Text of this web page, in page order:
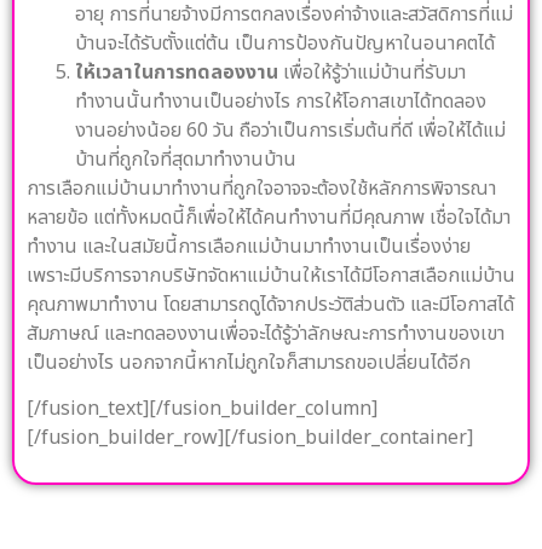
อายุ การที่นายจ้างมีการตกลงเรื่องค่าจ้างและสวัสดิการที่แม่
บ้านจะได้รับตั้งแต่ต้น เป็นการป้องกันปัญหาในอนาคตได้
ให้เวลาในการทดลองงาน เพื่อให้รู้ว่าแม่บ้านที่รับมา
ทำงานนั้นทำงานเป็นอย่างไร การให้โอกาสเขาได้ทดลอง
งานอย่างน้อย 60 วัน ถือว่าเป็นการเริ่มต้นที่ดี เพื่อให้ได้แม่
บ้านที่ถูกใจที่สุดมาทำงานบ้าน
การเลือกแม่บ้านมาทำงานที่ถูกใจอาจจะต้องใช้หลักการพิจารณา
หลายข้อ แต่ทั้งหมดนี้ก็เพื่อให้ได้คนทำงานที่มีคุณภาพ เชื่อใจได้มา
ทำงาน และในสมัยนี้การเลือกแม่บ้านมาทำงานเป็นเรื่องง่าย
เพราะมีบริการจากบริษัทจัดหาแม่บ้านให้เราได้มีโอกาสเลือกแม่บ้าน
คุณภาพมาทำงาน โดยสามารถดูได้จากประวัติส่วนตัว และมีโอกาสได้
สัมภาษณ์ และทดลองงานเพื่อจะได้รู้ว่าลักษณะการทำงานของเขา
เป็นอย่างไร นอกจากนี้หากไม่ถูกใจก็สามารถขอเปลี่ยนได้อีก
[/fusion_text][/fusion_builder_column]
[/fusion_builder_row][/fusion_builder_container]